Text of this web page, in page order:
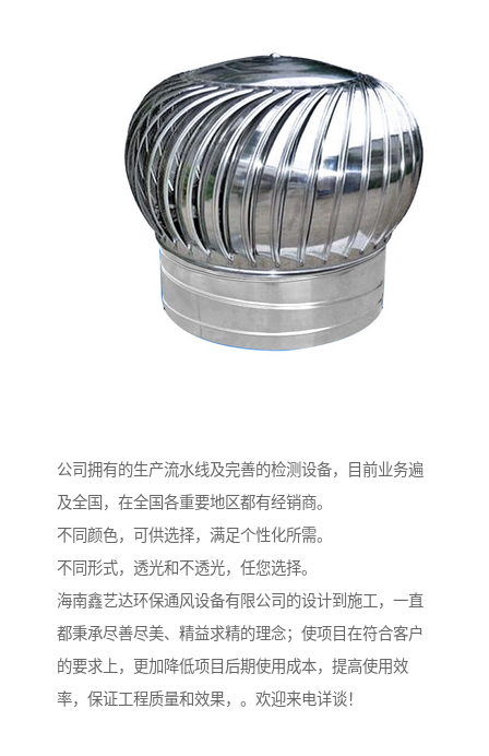
公司拥有的生产流水线及完善的检测设备，目前业务遍
及全国，在全国各重要地区都有经销商。
不同颜色，可供选择，满足个性化所需。
不同形式，透光和不透光，任您选择。
海南鑫艺达环保通风设备有限公司的设计到施工，一直
都秉承尽善尽美、精益求精的理念；使项目在符合客户
的要求上，更加降低项目后期使用成本，提高使用效
率，保证工程质量和效果，。欢迎来电详谈！